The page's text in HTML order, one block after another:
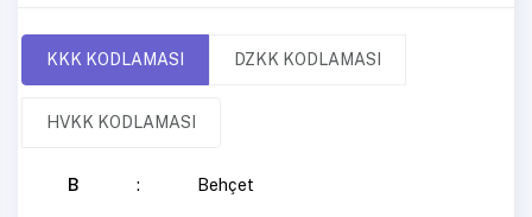
KKK KODLAMASI DZKK KODLAMASI
HVKK KODLAMASI
B : Behçet